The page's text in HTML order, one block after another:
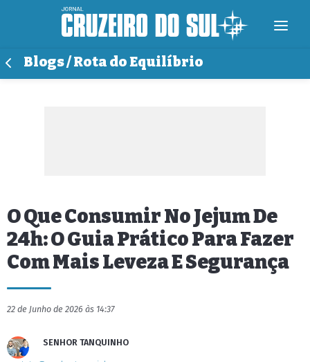
Blogs / Rota do Equilíbrio
O Que Consumir No Jejum De
24h: O Guia Prático Para Fazer
Com Mais Leveza E Segurança
22 de Junho de 2026 às 14:37
SENHOR TANQUINHO